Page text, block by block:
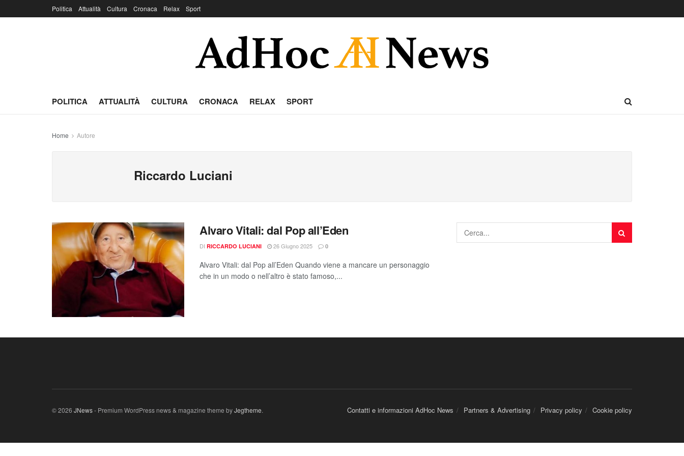
Politica Attualità Cultura Cronaca Relax Sport
POLITICA ATTUALITÀ CULTURA CRONACA RELAX SPORT
Home Autore
Riccardo Luciani
Alvaro Vitali: dal Pop all’Eden
DI RICCARDO LUCIANI 26 Giugno 2025 0
Alvaro Vitali: dal Pop all’Eden Quando viene a mancare un personaggio
che in un modo o nell’altro è stato famoso,...
Contatti e informazioni AdHoc News Partners & Advertising Privacy policy Cookie policy
© 2026 JNews- Premium WordPress news & magazine theme byJegtheme.